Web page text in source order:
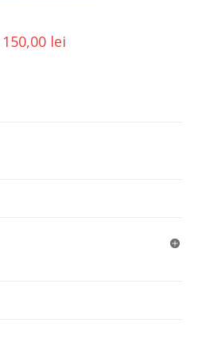
150,00 lei